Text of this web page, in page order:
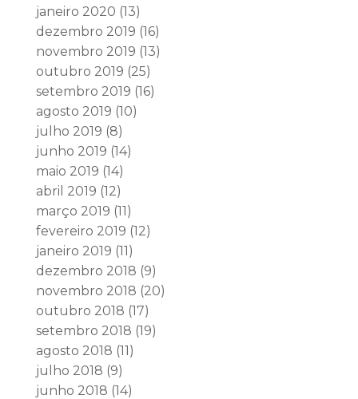
janeiro 2020 (13)
dezembro 2019 (16)
novembro 2019 (13)
outubro 2019 (25)
setembro 2019 (16)
agosto 2019 (10)
julho 2019 (8)
junho 2019 (14)
maio 2019 (14)
abril 2019 (12)
março 2019 (11)
fevereiro 2019 (12)
janeiro 2019 (11)
dezembro 2018 (9)
novembro 2018 (20)
outubro 2018 (17)
setembro 2018 (19)
agosto 2018 (11)
julho 2018 (9)
junho 2018 (14)